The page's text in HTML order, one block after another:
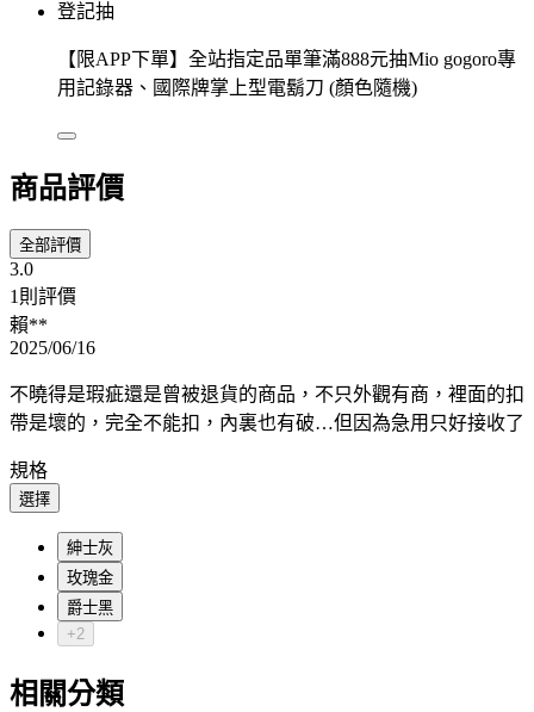
登記抽
【限APP下單】全站指定品單筆滿888元抽Mio gogoro專
用記錄器、國際牌掌上型電鬍刀 (顏色隨機)
商品評價
全部評價
3.0
1則評價
賴**
2025/06/16
不曉得是瑕疵還是曾被退貨的商品，不只外觀有商，裡面的扣
帶是壞的，完全不能扣，內裏也有破…但因為急用只好接收了
規格
選擇
紳士灰
玫瑰金
爵士黑
+2
相關分類